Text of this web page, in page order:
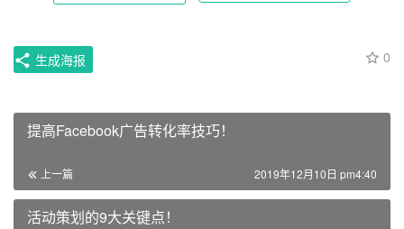
0
生成海报
提高Facebook广告转化率技巧！
上一篇 2019年12月10日 pm4:40
活动策划的9大关键点！